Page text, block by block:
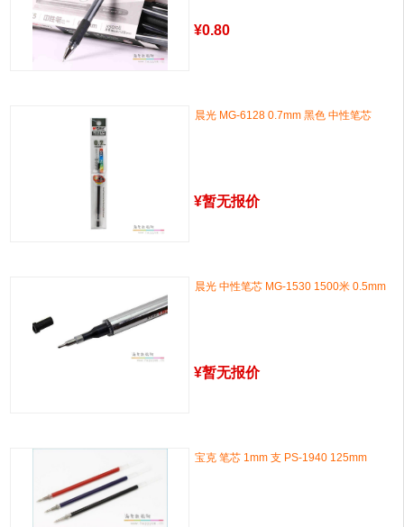
¥0.80
晨光 MG-6128 0.7mm 黑色 中性笔芯
¥暂无报价
晨光 中性笔芯 MG-1530 1500米 0.5mm
¥暂无报价
宝克 笔芯 1mm 支 PS-1940 125mm